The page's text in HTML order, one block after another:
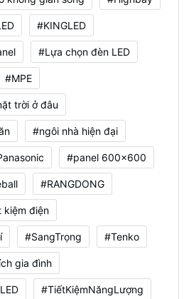
#KINGLED
#Lựa chọn đèn LED
#MPE
trời ở đâu
#ngôi nhà hiện đại
#panel 600x600
#RANGDONG
kiệm điện
#SangTrọng #Tenko
gia đình
#TiếtKiệmNăngLượng